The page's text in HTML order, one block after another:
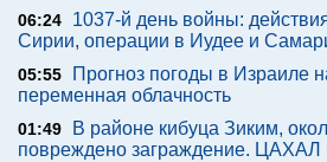
06:24
1037-й день войны:
Сирии, операции в Иудее и
05:55
Прогноз погоды в Израиле
переменная облачность
01:49
В районе кибуца Зиким,
повреждено заграждение. ЦАХАЛ